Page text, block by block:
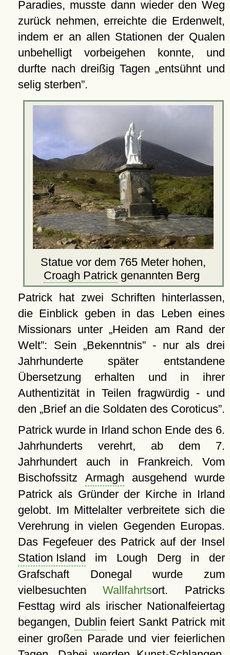
Paradies, musste dann wieder den Weg
zurück nehmen, erreichte die Erdenwelt,
indem er an allen Stationen der Qualen
unbehelligt vorbeigehen konnte, und
durfte nach dreißig Tagen
entsühnt und
selig sterben .
Statue vor dem 765 Meter hohen,
Croagh Patrick genannten Berg
Patrick hat zwei Schriften hinterlassen,
die Einblick geben in das Leben eines
Missionars unter Heiden am Rand der
Welt : Sein Bekenntnis - nur als drei
Jahrhunderte später entstandene
Übersetzung erhalten und in ihrer
Authentizität in Teilen fragwürdig - und
den Brief an die Soldaten des Coroticus .
Patrick wurde in Irland schon Ende des 6.
Jahrhunderts verehrt, ab dem 7.
Jahrhundert auch in Frankreich. Vom
Bischofssitz Armagh ausgehend wurde
Patrick als Gründer der Kirche in Irland
gelobt. Im Mittelalter verbreitete sich die
Verehrung in vielen Gegenden Europas.
Das Fegefeuer des Patrick auf der Insel
Station Island im Lough Derg in der
Grafschaft Donegal wurde zum
vielbesuchtenWallfahrtsort. Patricks
Festtag wird als irischer Nationalfeiertag
begangen, Dublin feiert Sankt Patrick mit
einer großen Parade und vier feierlichen